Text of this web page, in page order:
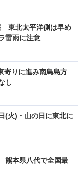
東北太平洋側は早め
雷雨に注意
りに進み南鳥島方
し
(火)・山の日に東北に
熊本県八代で全国最